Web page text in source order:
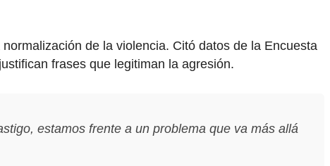
de la violencia. Citó datos de la Encuesta
justifican frases que legitiman la agresión.
estamos frente a un problema que va más allá